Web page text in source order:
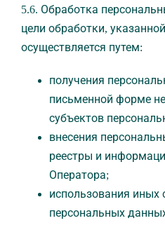
5.6. Обработка
цели обработки,
осуществляется путем:
получения
письменной форме
субъектов
внесения
реестры и
Оператора;
использования иных
персональных